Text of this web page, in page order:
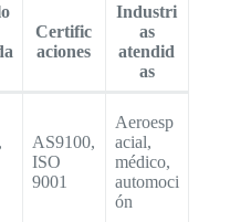
Certific
aciones
Industri
as
atendid
as
AS9100,
ISO
9001
Aeroesp
acial,
médico,
automoci
ón